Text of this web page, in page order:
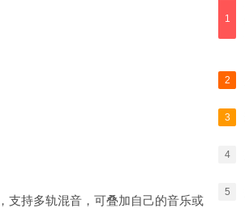
支持多轨混音，可叠加自己的音乐或
1
2
3
4
5